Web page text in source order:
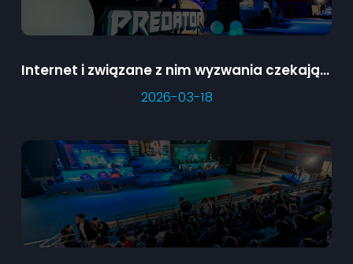
Internet i związane z nim wyzwania czekające na dzieci oraz ich opiekunów
2026-03-18